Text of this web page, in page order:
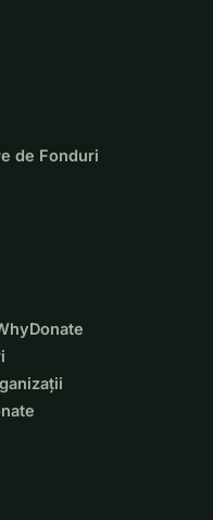
de Fonduri